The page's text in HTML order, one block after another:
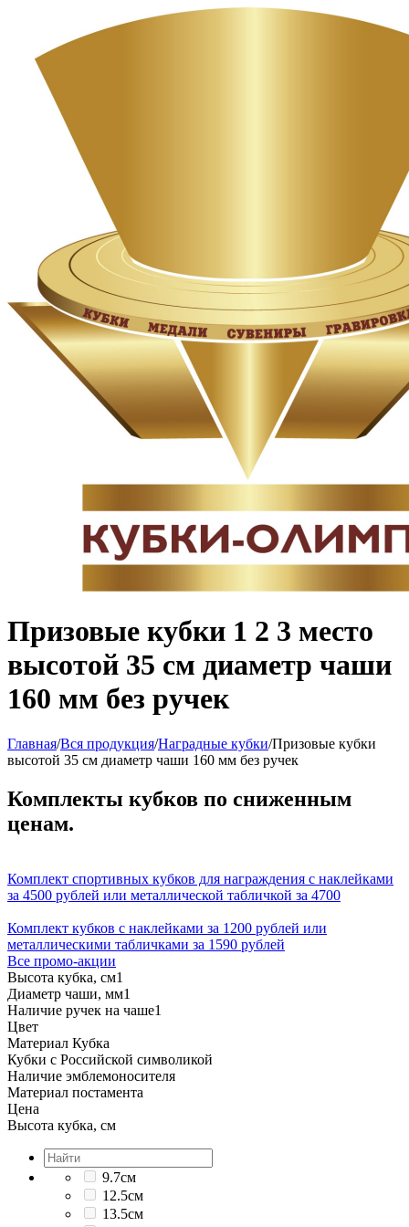
Призовые кубки 1 2 3 место
высотой 35 см диаметр чаши
160 мм без ручек
Главная/Вся продукция/Наградные кубки/Призовые кубки
высотой 35 см диаметр чаши 160 мм без ручек
Комплекты кубков по сниженным
ценам.
Комплект спортивных кубков для награждения с наклейками
за 4500 рублей или металлической табличкой за 4700
Комплект кубков с наклейками за 1200 рублей или
металлическими табличками за 1590 рублей
Все промо-акции
Высота кубка, см1
Диаметр чаши, мм1
Наличие ручек на чаше1
Цвет
Материал Кубка
Кубки с Российской символикой
Наличие эмблемоносителя
Материал постамента
Цена
Высота кубка, см
9.7см
12.5см
13.5см